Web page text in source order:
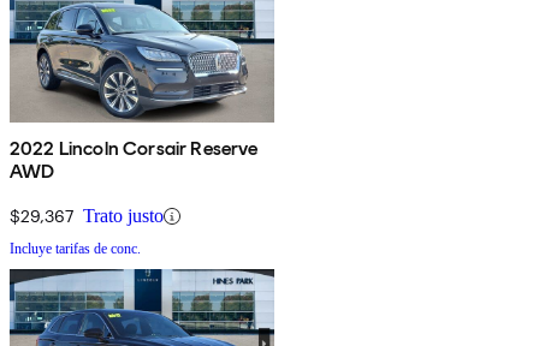
2022 Lincoln Corsair Reserve
AWD
$29,367 Trato justo
Incluye tarifas de conc.